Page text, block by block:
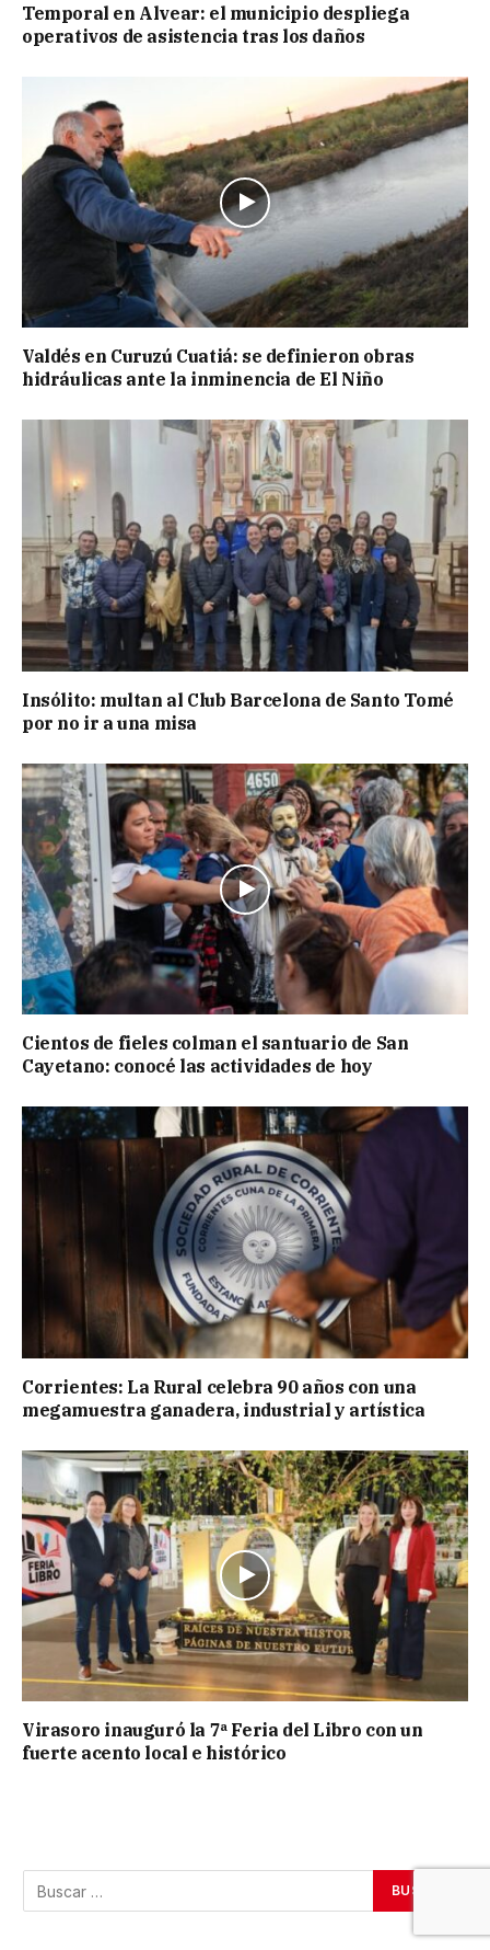
Temporal en Alvear: el municipio despliega
operativos de asistencia tras los daños
Valdés en Curuzú Cuatiá: se definieron obras
hidráulicas ante la inminencia de El Niño
Insólito: multan al Club Barcelona de Santo Tomé
por no ir a una misa
Cientos de fieles colman el santuario de San
Cayetano: conocé las actividades de hoy
Corrientes: La Rural celebra 90 años con una
megamuestra ganadera, industrial y artística
Virasoro inauguró la 7ª Feria del Libro con un
fuerte acento local e histórico